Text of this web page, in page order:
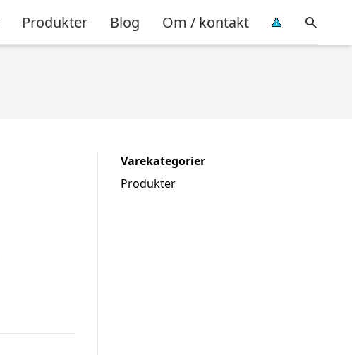
Produkter Blog Om / kontakt
Varekategorier
Produkter